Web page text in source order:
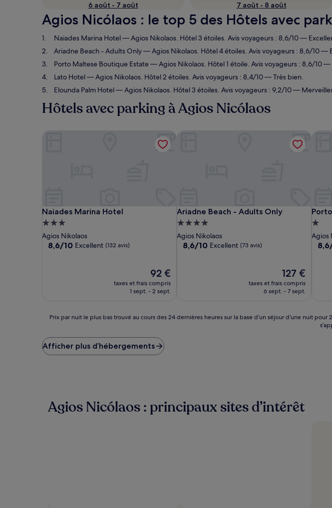
6 août - 7 août
7 août - 8 août
Agios Nicólaos : le top 5 des Hôtels avec
Naiades Marina Hotel— Agios Nikolaos. Hôtel 3 étoiles. Avis voyageurs : 8,6/10 —
Ariadne Beach - Adults Only— Agios Nikolaos. Hôtel 4 étoiles. Avis voyageurs : 8,6/10 —
Porto Maltese Boutique Estate— Agios Nikolaos. Hôtel 1 étoile. Avis voyageurs : 8,6/10 —
Lato Hotel— Agios Nikolaos. Hôtel 2 étoiles. Avis voyageurs : 8,4/10 — Très bien.
Elounda Palm Hotel— Agios Nikolaos. Hôtel 3 étoiles. Avis voyageurs : 9,2/10 —
Hôtels avec parking à Agios Nicólaos
Naiades Marina Hotel
Naiades Marina Hotel
Hébergement
3.0 étoiles
Agios Nikolaos
8.6
8,6/10 Excellent (132 avis)
Le
nouveau
prix
92 €
92 €
taxes et frais compris
1 sept. - 2 sept.
Ariadne Beach - Adults Only
Ariadne Beach - Adults Only
Hébergement
4.0 étoiles
Agios Nikolaos
8.6
8,6/10 Excellent (73 avis)
Le
nouveau
prix
127 €
127 €
taxes et frais compris
6 sept. - 7 sept.
1.0
Agios
8.6
Prix
nuit
le
plus
24 dernières
heures
Prix par nuit le plus bas trouvé au cours des 24 dernières heures sur la base d’un séjour d’une nuit
Afficher plus d’hébergements
Agios Nicólaos : principaux sites d’intérêt